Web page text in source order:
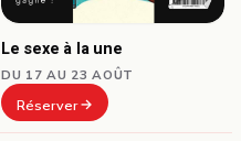
Le sexe à la une
DU 17 AU 23 AOÛT
Réserver